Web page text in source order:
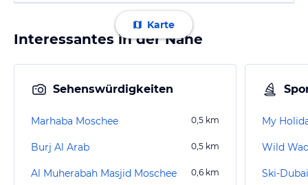
Karte
Interessantes in der Nähe
Sehenswürdigkeiten
Marhaba Moschee 0,5 km
Burj Al Arab 0,5 km
Al Muherabah Masjid Moschee 0,6 km
My
Wild